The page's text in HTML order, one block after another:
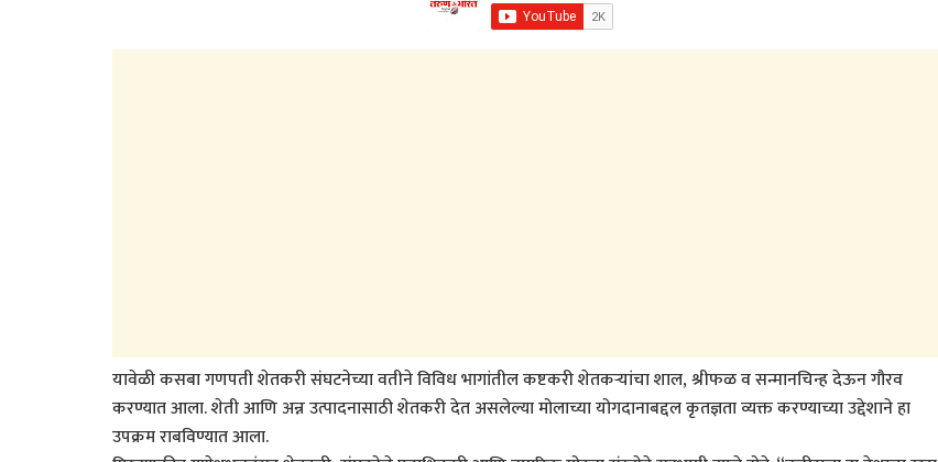
यावेळी कसबा गणपती शेतकरी संघटनेच्या वतीने विविध भागांतील कष्टकरी शेतकऱ्यांचा शाल, श्रीफळ व सन्मानचिन्ह देऊन गौरव
करण्यात आला. शेती आणि अन्न उत्पादनासाठी शेतकरी देत असलेल्या मोलाच्या योगदानाबद्दल कृतज्ञता व्यक्त करण्याच्या उद्देशाने हा
उपक्रम राबविण्यात आला.